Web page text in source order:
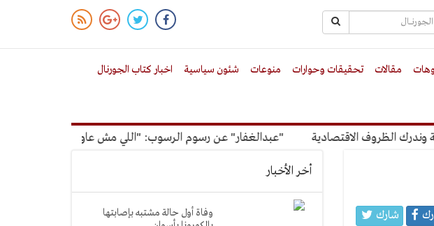
مقالات تحقيقات وحوارات منوعات شئون سياسية اخبار كتاب الجورنال
الظروف الاقتصادية "عبدالغفار" عن رسوم الرسوب: "اللي مش عاوز يتعلم ملوش
شارك
أخر الأخبار
وفاة أول حالة مشتبه بإصابتها